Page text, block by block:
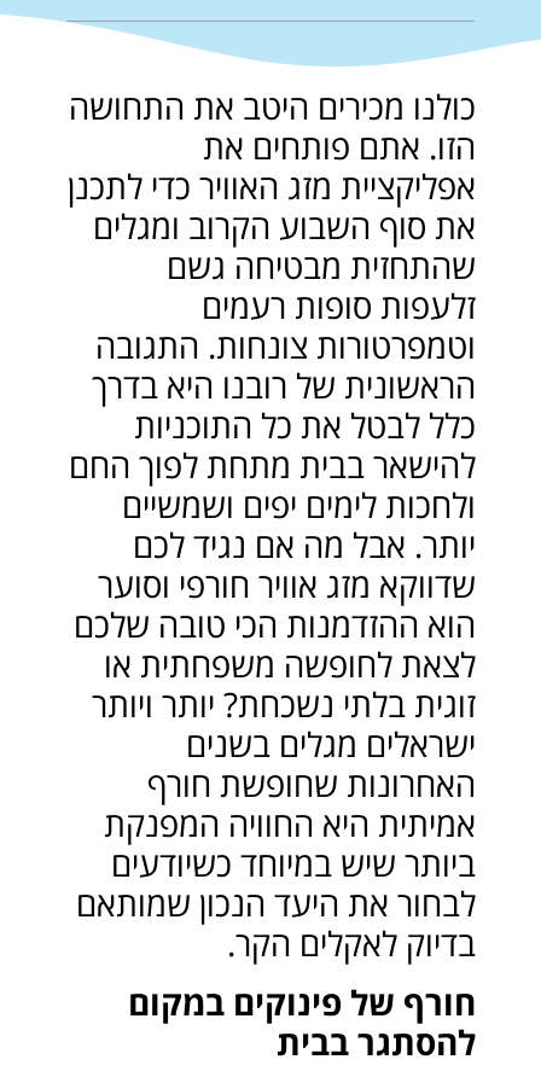
כולנו מכירים היטב את התחושה
הזו. אתם פותחים את
אפליקציית מזג האוויר כדי לתכנן
את סוף השבוע הקרוב ומגלים
שהתחזית מבטיחה גשם
זלעפות סופות רעמים
וטמפרטורות צונחות. התגובה
הראשונית של רובנו היא בדרך
כלל לבטל את כל התוכניות
להישאר בבית מתחת לפוך החם
ולחכות לימים יפים ושמשיים
יותר. אבל מה אם נגיד לכם
שדווקא מזג אוויר חורפי וסוער
הוא ההזדמנות הכי טובה שלכם
לצאת לחופשה משפחתית או
זוגית בלתי נשכחת? יותר ויותר
ישראלים מגלים בשנים
האחרונות שחופשת חורף
אמיתית היא החוויה המפנקת
ביותר שיש במיוחד כשיודעים
לבחור את היעד הנכון שמותאם
בדיוק לאקלים הקר.
חורף של פינוקים במקום
להסתגר בבית